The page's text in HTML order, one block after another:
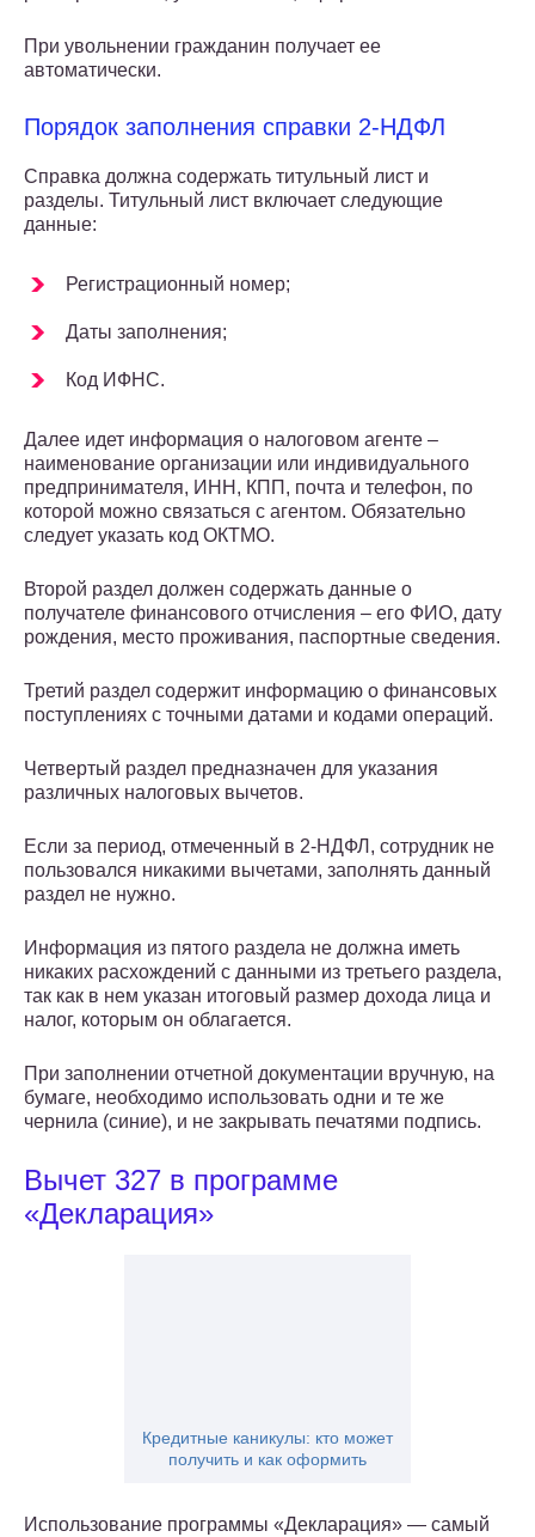
При увольнении гражданин получает ее
автоматически.
Порядок заполнения справки 2-НДФЛ
Справка должна содержать титульный лист и
разделы. Титульный лист включает следующие
данные:
Регистрационный номер;
Даты заполнения;
Код ИФНС.
Далее идет информация о налоговом агенте –
наименование организации или индивидуального
предпринимателя, ИНН, КПП, почта и телефон, по
которой можно связаться с агентом. Обязательно
следует указать код ОКТМО.
Второй раздел должен содержать данные о
получателе финансового отчисления – его ФИО, дату
рождения, место проживания, паспортные сведения.
Третий раздел содержит информацию о финансовых
поступлениях с точными датами и кодами операций.
Четвертый раздел предназначен для указания
различных налоговых вычетов.
Если за период, отмеченный в 2-НДФЛ, сотрудник не
пользовался никакими вычетами, заполнять данный
раздел не нужно.
Информация из пятого раздела не должна иметь
никаких расхождений с данными из третьего раздела,
так как в нем указан итоговый размер дохода лица и
налог, которым он облагается.
При заполнении отчетной документации вручную, на
бумаге, необходимо использовать одни и те же
чернила (синие), и не закрывать печатями подпись.
Вычет 327 в программе
«Декларация»
Кредитные каникулы: кто может
получить и как оформить
Использование программы «Декларация» — самый